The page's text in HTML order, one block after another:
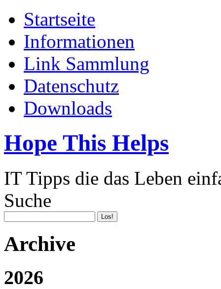
Startseite
Informationen
Link Sammlung
Datenschutz
Downloads
Hope This Helps
IT Tipps die das Leben
Suche
Archive
2026